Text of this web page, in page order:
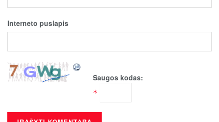
Interneto puslapis
Saugos kodas:
*